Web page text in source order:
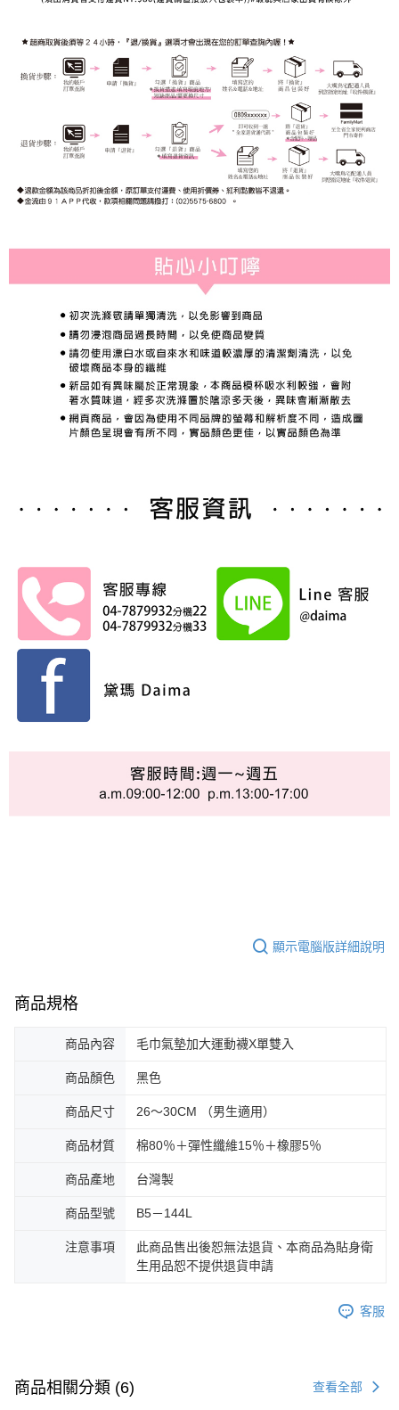
顯示電腦版詳細說明
商品規格
商品內容 毛巾氣墊加大運動襪X單雙入
商品顏色 黑色
商品尺寸 26～30CM （男生適用）
商品材質 棉80％＋彈性纖維15％＋橡膠5％
商品產地 台灣製
商品型號 B5－144L
注意事項
此商品售出後恕無法退貨、本商品為貼身衛
生用品恕不提供退貨申請
客服
商品相關分類 (6) 查看全部